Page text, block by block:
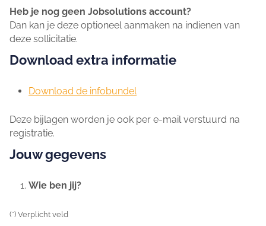
Heb je nog geen Jobsolutions account?
Dan kan je deze optioneel aanmaken na indienen van
deze sollicitatie.
Download extra informatie
Download de infobundel
Deze bijlagen worden je ook per e-mail verstuurd na
registratie.
Jouw gegevens
Wie ben jij?
(*) Verplicht veld